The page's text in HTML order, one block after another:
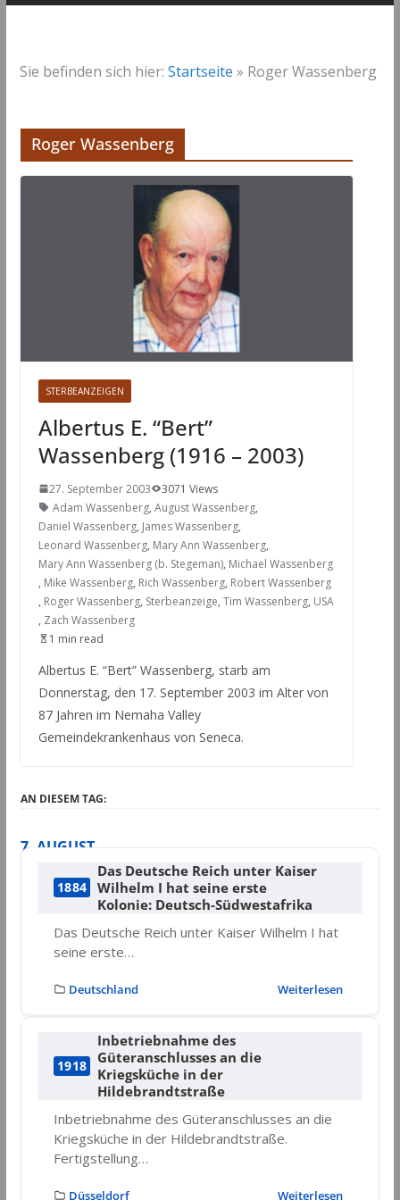
Sie befinden sich hier: Startseite » Roger Wassenberg
Roger Wassenberg
STERBEANZEIGEN
Albertus E. “Bert”
Wassenberg (1916 – 2003)
27. September 2003
3071 Views
Adam Wassenberg, August Wassenberg,
Daniel Wassenberg, James Wassenberg,
Leonard Wassenberg, Mary Ann Wassenberg,
Mary Ann Wassenberg (b. Stegeman), Michael Wassenberg
, Mike Wassenberg, Rich Wassenberg, Robert Wassenberg
, Roger Wassenberg, Sterbeanzeige, Tim Wassenberg, USA
, Zach Wassenberg
1 min read
Albertus E. “Bert” Wassenberg, starb am
Donnerstag, den 17. September 2003 im Alter von
87 Jahren im Nemaha Valley
Gemeindekrankenhaus von Seneca.
AN DIESEM TAG:
7. AUGUST
1884
Das Deutsche Reich unter Kaiser
Wilhelm I hat seine erste
Kolonie: Deutsch-Südwestafrika
Das Deutsche Reich unter Kaiser Wilhelm I hat
seine erste…
Deutschland Weiterlesen
1918
Inbetriebnahme des
Güteranschlusses an die
Kriegsküche in der
Hildebrandtstraße
Inbetriebnahme des Güteranschlusses an die
Kriegsküche in der Hildebrandtstraße.
Fertigstellung…
Düsseldorf Weiterlesen